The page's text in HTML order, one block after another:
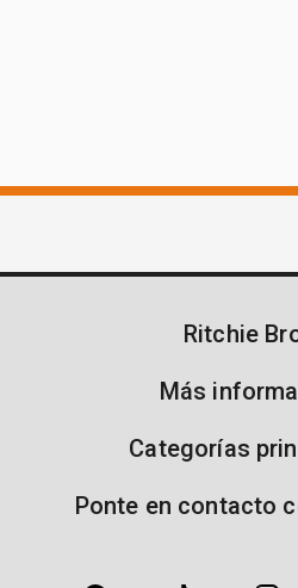
Ritchie
Más
Categorías
Ponte en contacto